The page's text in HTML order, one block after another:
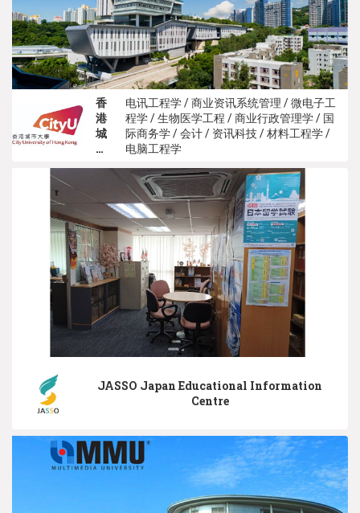
香
港
城
市
电讯工程学 / 商业资讯系统管理 / 微电子工
程学 / 生物医学工程 / 商业行政管理学 / 国
际商务学 / 会计 / 资讯科技 / 材料工程学 /
电脑工程学
JASSO Japan Educational Information
Centre